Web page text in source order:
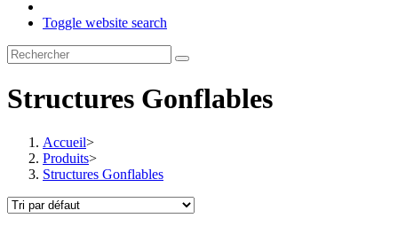
Toggle website search
Structures Gonflables
Accueil>
Produits>
Structures Gonflables